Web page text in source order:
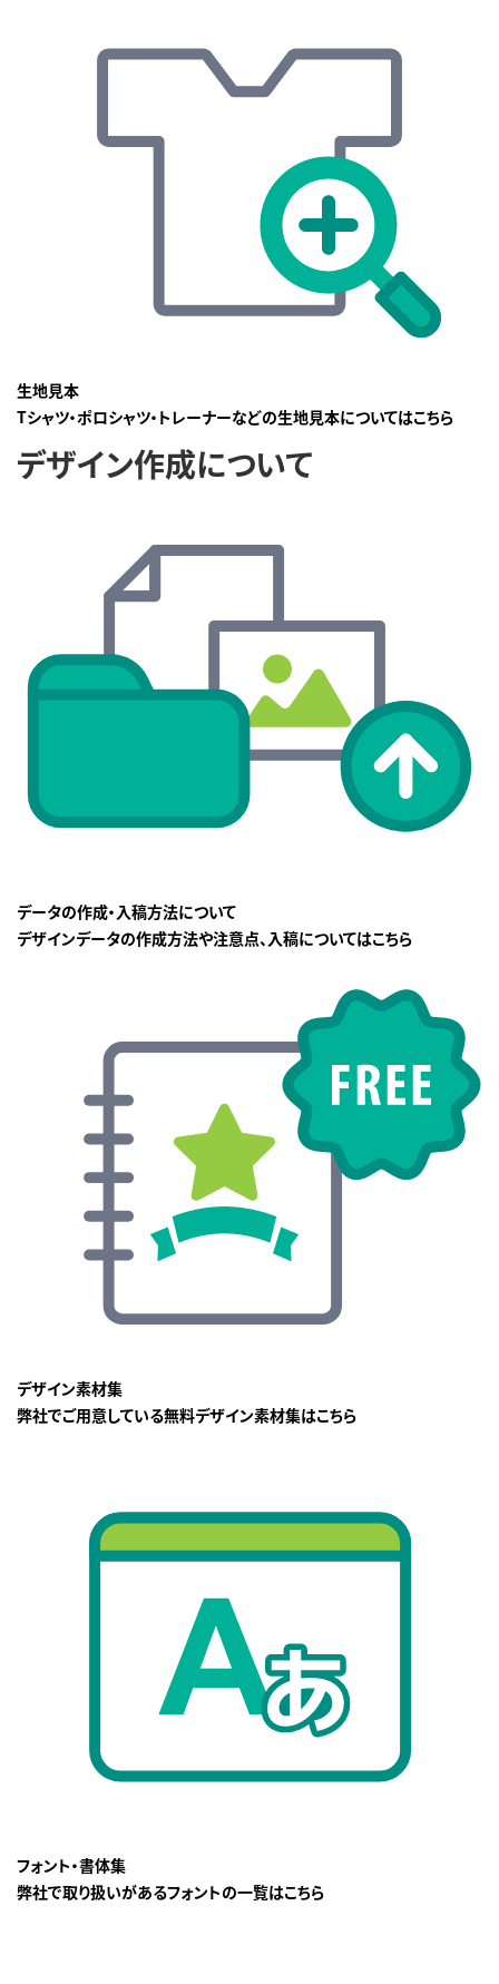
生地見本
Tシャツ・ポロシャツ・トレーナーなどの生地見本についてはこちら
デザイン作成について
データの作成・入稿方法について
デザインデータの作成方法や注意点、入稿についてはこちら
デザイン素材集
弊社でご用意している無料デザイン素材集はこちら
フォント・書体集
弊社で取り扱いがあるフォントの一覧はこちら